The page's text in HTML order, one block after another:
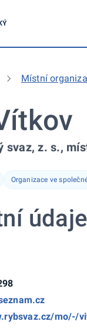
Místní
svaz, z. s.,
Organizace ve
údaje
mo/-/